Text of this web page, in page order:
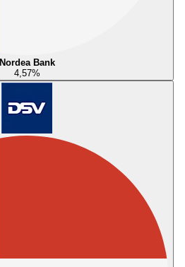
Nordea Bank
4,57%